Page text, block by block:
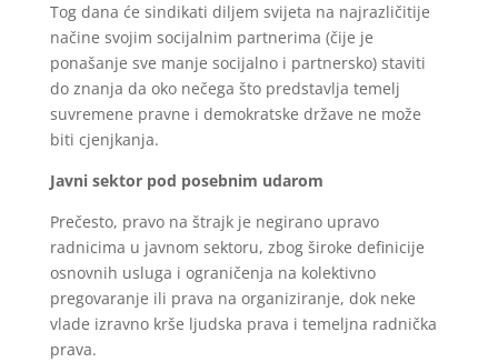
Tog dana će sindikati diljem svijeta na najrazličitije
načine svojim socijalnim partnerima (čije je
ponašanje sve manje socijalno i partnersko) staviti
do znanja da oko nečega što predstavlja temelj
suvremene pravne i demokratske države ne može
biti cjenjkanja.
Javni sektor pod posebnim udarom
Prečesto, pravo na štrajk je negirano upravo
radnicima u javnom sektoru, zbog široke definicije
osnovnih usluga i ograničenja na kolektivno
pregovaranje ili prava na organiziranje, dok neke
vlade izravno krše ljudska prava i temeljna radnička
prava.